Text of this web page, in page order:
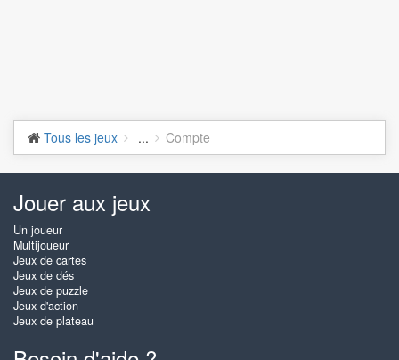
Tous les jeux ... Compte
Jouer aux jeux
Un joueur
Multijoueur
Jeux de cartes
Jeux de dés
Jeux de puzzle
Jeux d'action
Jeux de plateau